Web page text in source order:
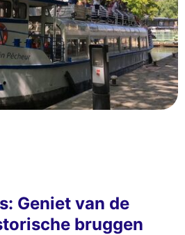
Geniet van de
bruggen